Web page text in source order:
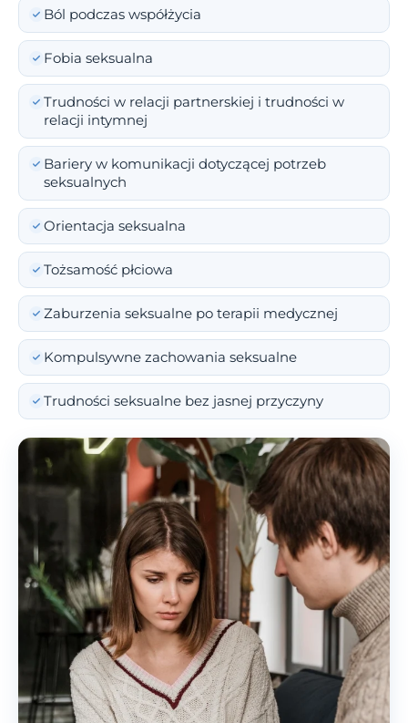
Ból podczas współżycia
Fobia seksualna
Trudności w relacji partnerskiej i trudności w
relacji intymnej
Bariery w komunikacji dotyczącej potrzeb
seksualnych
Orientacja seksualna
Tożsamość płciowa
Zaburzenia seksualne po terapii medycznej
Kompulsywne zachowania seksualne
Trudności seksualne bez jasnej przyczyny